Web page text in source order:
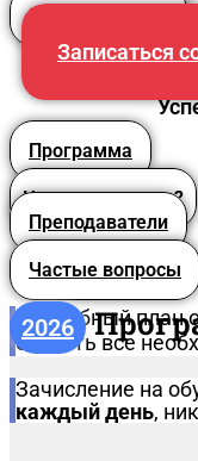
Преподаватели
Записаться
Программа
Что вы получите?
Преподаватели
Частые вопросы
2026
Подробный план
освоить все
Зачисление на
каждый день,